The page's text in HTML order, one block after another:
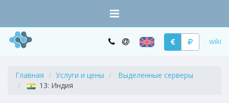
wiki
Главная Услуги и цены
Выделенные серверы
13: Индия